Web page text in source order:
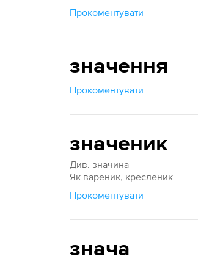
Прокоментувати
значення
Прокоментувати
значеник
Див. значина
Як вареник, кресленик
Прокоментувати
знача